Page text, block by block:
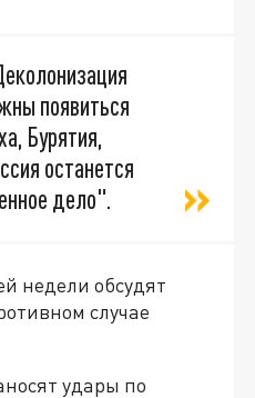
появиться
Бурятия,
останется
дело".
недели обсудят
случае
удары по